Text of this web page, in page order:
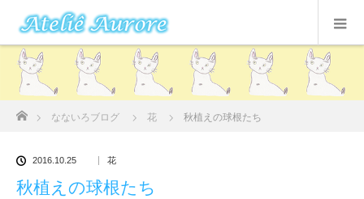
ホーム
なないろブログ 花 秋植えの球根たち
2016.10.25 花
秋植えの球根たち